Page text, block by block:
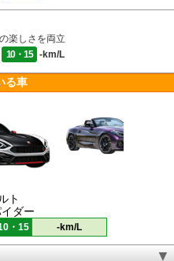
楽しさを両立
10・15 -km/L
る車
ト
ダー
・15 -km/L